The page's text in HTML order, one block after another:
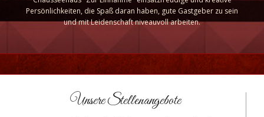
Persönlichkeiten, die Spaß daran haben, gute Gastgeber zu sein
und mit Leidenschaft niveauvoll arbeiten.
Unsere Stellenangebote